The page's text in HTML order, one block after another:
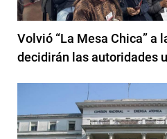
Volvió “La Mesa Chica” a
decidirán las autoridades